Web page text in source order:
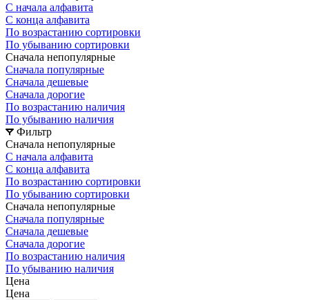
С начала алфавита
С конца алфавита
По возрастанию сортировки
По убыванию сортировки
Сначала непопулярные
Сначала популярные
Сначала дешевые
Сначала дорогие
По возрастанию наличия
По убыванию наличия
Фильтр
Сначала непопулярные
С начала алфавита
С конца алфавита
По возрастанию сортировки
По убыванию сортировки
Сначала непопулярные
Сначала популярные
Сначала дешевые
Сначала дорогие
По возрастанию наличия
По убыванию наличия
Цена
Цена